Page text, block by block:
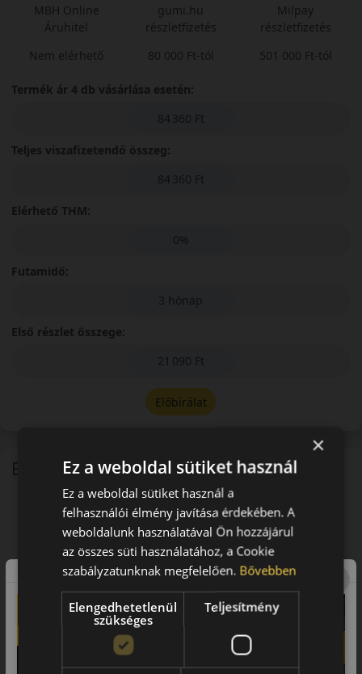
MBH Online
Áruhitel
Nem elérhető
gumi.hu
részletfizetés
80 000 Ft-tól
Milpay
részletfizetés
501 000 Ft-tól
Termék ár 4 db vásárlása esetén:
84 360 Ft
Teljes viszafizetendő összeg:
84 360 Ft
Elérhető THM:
0%
Futamidő:
3 hónap
Első részlet összege:
21 090 Ft
Előbírálat
EU-s abroncscímke
×
Ez a weboldal sütiket használ
Ez a weboldal sütiket használ a
felhasználói élmény javítása érdekében. A
weboldalunk használatával Ön hozzájárul
az összes süti használatához, a Cookie
szabályzatunknak megfelelően. Bővebben
Elengedhetetlenül
szükséges
Teljesítmény